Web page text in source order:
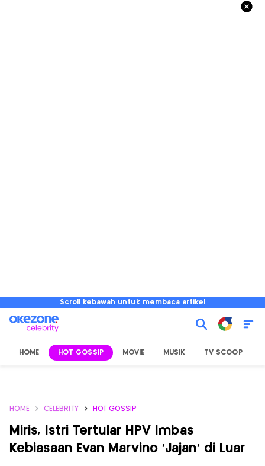
Scroll kebawah untuk membaca artikel
HOME HOT GOSSIP MOVIE MUSIK TV SCOOP
HOME CELEBRITY HOT GOSSIP
Miris, Istri Tertular HPV Imbas
Kebiasaan Evan Marvino ‘Jajan’ di Luar